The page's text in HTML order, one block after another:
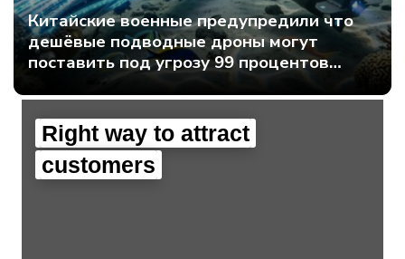
Китайские военные предупредили что
дешёвые подводные дроны могут
поставить под угрозу 99 процентов
мирового интернет-трафика - Интернет
технологии.
Right way to attract
customers